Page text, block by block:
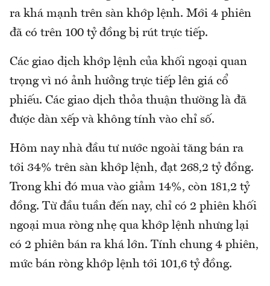
ra khá mạnh trên sàn khớp lệnh. Mới 4 phiên
đã có trên 100 tỷ đồng bị rút trực tiếp.
Các giao dịch khớp lệnh của khối ngoại quan
trọng vì nó ảnh hưởng trực tiếp lên giá cổ
phiếu. Các giao dịch thỏa thuận thường là đã
được dàn xếp và không tính vào chỉ số.
Hôm nay nhà đầu tư nước ngoài tăng bán ra
tới 34% trên sàn khớp lệnh, đạt 268,2 tỷ đồng.
Trong khi đó mua vào giảm 14%, còn 181,2 tỷ
đồng. Từ đầu tuần đến nay, chỉ có 2 phiên khối
ngoại mua ròng nhẹ qua khớp lệnh nhưng lại
có 2 phiên bán ra khá lớn. Tính chung 4 phiên,
mức bán ròng khớp lệnh tới 101,6 tỷ đồng.